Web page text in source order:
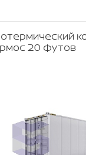
20 футов